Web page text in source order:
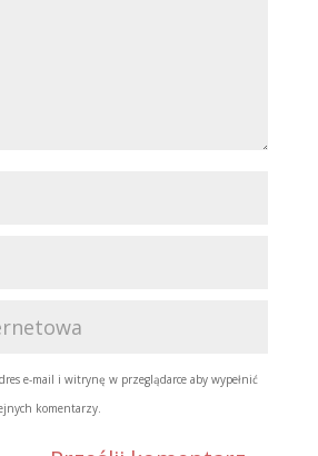
e-mail i witrynę w przeglądarce aby wypełnić
komentarzy.